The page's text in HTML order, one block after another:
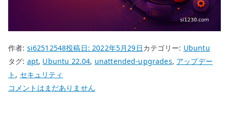
作者: si62512548投稿日:2022年5月29日カテゴリー: Ubuntu
タグ: apt, Ubuntu 22.04, unattended-upgrades, アップデー
ト , セキュリティ
Ubuntu
コメントはまだありません